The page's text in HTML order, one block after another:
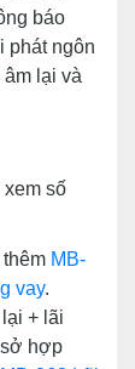
báo
phát ngôn
lại và
số
MB-
vay.
+ lãi
hợp